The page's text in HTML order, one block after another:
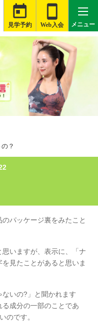

見学予約

Web入会 メニュー
店
店
？
パッケージ裏をみたこと
いますが、表示に、「ナ
見たことがあると思いま
いの?」と聞かれます
成分の一部のことであ
のです。